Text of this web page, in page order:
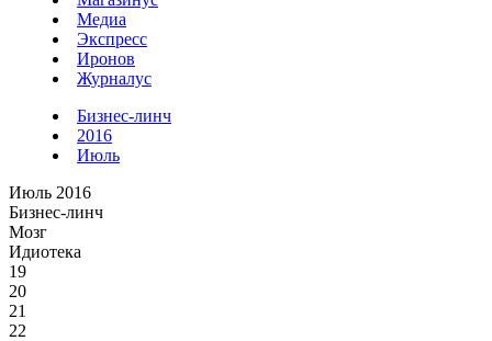
Медиа
Экспресс
Иронов
Журналус
Бизнес-линч
2016
Июль
Июль 2016
Бизнес-линч
Мозг
Идиотека
19
20
21
22